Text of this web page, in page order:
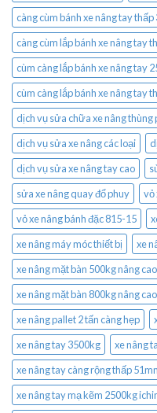
càng cùm bánh xe nâng tay thấp
càng cùm lắp bánh xe nâng tay
cùm càng lắp bánh xe nâng tay
cùm càng lắp bánh xe nâng tay
dịch vụ sửa chữa xe nâng thùng
dịch vụ sửa xe nâng các loại
dịch vụ sửa xe nâng tay cao
sửa xe nâng quay đổ phuy
vỏ
vỏ xe nâng bánh đặc 815-15
xe nâng máy móc thiết bị
xe
xe nâng mặt bàn 500kg nâng
xe nâng mặt bàn 800kg nâng
xe nâng pallet 2 tấn càng hẹp
xe nâng tay 3500kg
xe nâng
xe nâng tay càng rộng thấp
xe nâng tay mạ kẽm 2500kg